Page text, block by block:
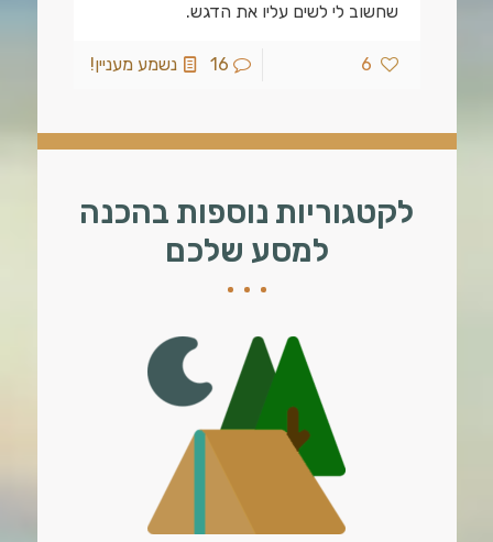
שחשוב לי לשים עליו את הדגש.
6
16 נשמע מעניין!
לקטגוריות נוספות בהכנה
למסע שלכם